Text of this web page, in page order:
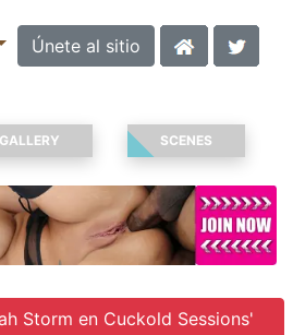
Únete al sitio
GALLERY SCENES
Storm en Cuckold Sessions'